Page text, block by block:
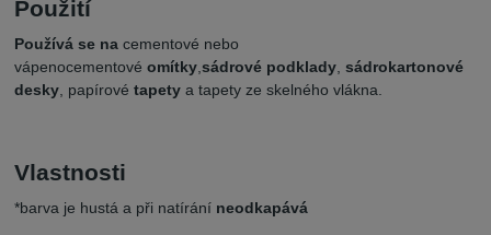
Použití
Používá se na cementové nebo
vápenocementovéomítky ,sádrové podklady ,sádrokartonové
desky , papírovétapety a tapety ze skelného vlákna.
Vlastnosti
*barva je hustá a při natírání neodkapává